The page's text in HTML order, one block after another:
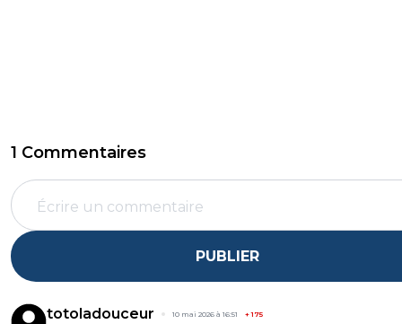
1 Commentaires
PUBLIER
totoladouceur 10 mai 2026 à 16:51 +175